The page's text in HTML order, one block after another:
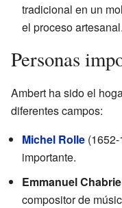
tradicional en un
el proceso artesanal.
Personas
Ambert ha sido el
diferentes campos:
Michel Rolle
importante.
Emmanuel
compositor de